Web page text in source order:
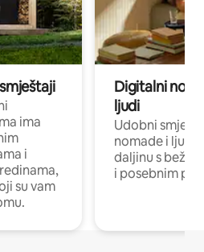
ima
i
su vam
Digitalni
ljudi
Udobni
nomade i ljude
daljinu s
i posebnim